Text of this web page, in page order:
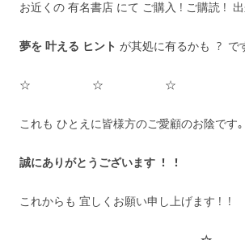
お近くの 有名書店 にて ご購入 ! ご購読 !
夢を 叶える ヒント が其処に有るかも ? で
☆ ☆ ☆
これも ひとえに皆様方のご愛顧のお陰です｡
誠にありがとうございます ! !
これからも 宜しくお願い申し上げます ! !